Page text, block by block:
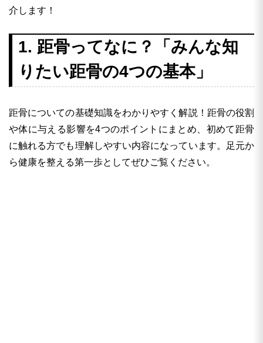
介します！
1. 距骨ってなに？「みんな知
りたい距骨の4つの基本」
距骨についての基礎知識をわかりやすく解説！距骨の役割
や体に与える影響を4つのポイントにまとめ、初めて距骨
に触れる方でも理解しやすい内容になっています。足元か
ら健康を整える第一歩としてぜひご覧ください。